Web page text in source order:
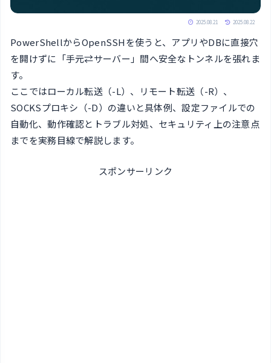
2025.08.21 2025.08.22
PowerShellからOpenSSHを使うと、アプリやDBに直接穴
を開けずに「手元⇄サーバー」間へ安全なトンネルを張れま
す。
ここではローカル転送（-L）、リモート転送（-R）、
SOCKSプロキシ（-D）の違いと具体例、設定ファイルでの
自動化、動作確認とトラブル対処、セキュリティ上の注意点
までを実務目線で解説します。
スポンサーリンク